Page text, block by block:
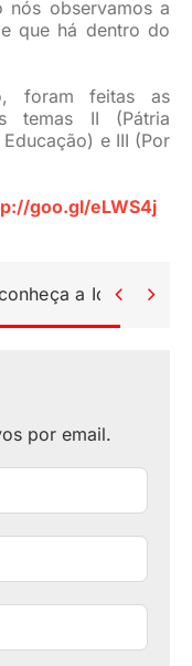
nós observamos a
que há dentro do
foram feitas as
temas II (Pátria
e III (Por
goo.gl/eLWS4j
a  
por email.